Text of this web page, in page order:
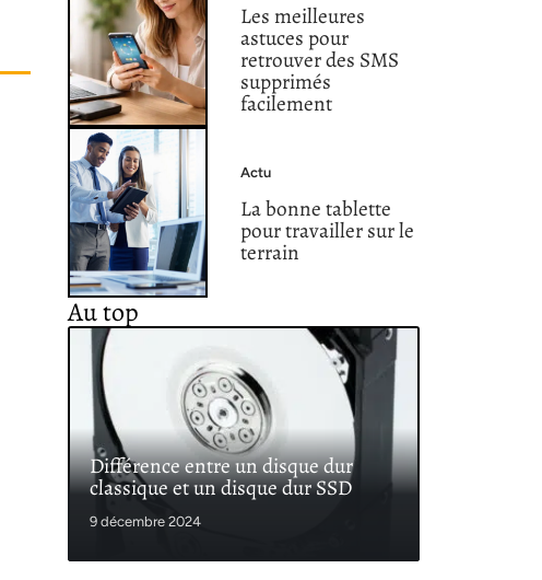
Les meilleures
astuces pour
retrouver des SMS
supprimés
facilement
Actu
La bonne tablette
pour travailler sur le
terrain
Au top
Différence entre un disque dur
classique et un disque dur SSD
9 décembre 2024